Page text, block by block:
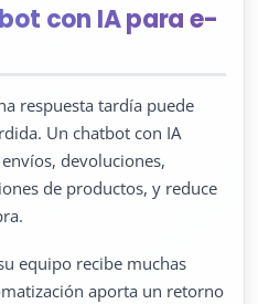
con IA para e-
respuesta tardía puede
Un chatbot con IA
devoluciones,
de productos, y reduce
equipo recibe muchas
aporta un retorno